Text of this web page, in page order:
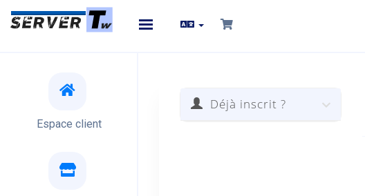
Toggle
Espace client
Déjà inscrit ?